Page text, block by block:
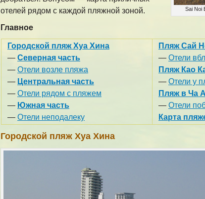
Sai Noi
отелей рядом с каждой пляжной зоной.
Главное
Городской пляж Хуа Хина
— Северная часть
— Отели возле пляжа
— Центральная часть
— Отели рядом с пляжем
— Южная часть
— Отели неподалеку
Пляж Сай
— Отели
Пляж Као
— Отели у
Пляж в Ча
— Отели
Карта
Городской пляж Хуа Хина